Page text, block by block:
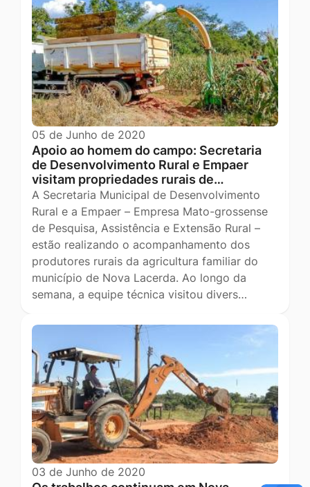
05 de Junho de 2020
Apoio ao homem do campo: Secretaria
de Desenvolvimento Rural e Empaer
visitam propriedades rurais de…
A Secretaria Municipal de Desenvolvimento
Rural e a Empaer – Empresa Mato-grossense
de Pesquisa, Assistência e Extensão Rural –
estão realizando o acompanhamento dos
produtores rurais da agricultura familiar do
município de Nova Lacerda. Ao longo da
semana, a equipe técnica visitou divers…
03 de Junho de 2020